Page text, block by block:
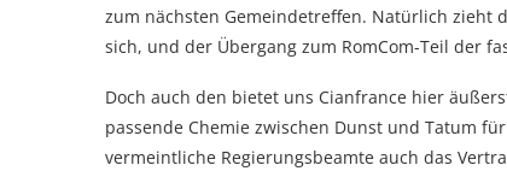
zum nächsten Gemeindetreffen. Natürlich zieht
sich, und der Übergang zum RomCom-Teil der
Doch auch den bietet uns Cianfrance hier
passende Chemie zwischen Dunst und Tatum
vermeintliche Regierungsbeamte auch das